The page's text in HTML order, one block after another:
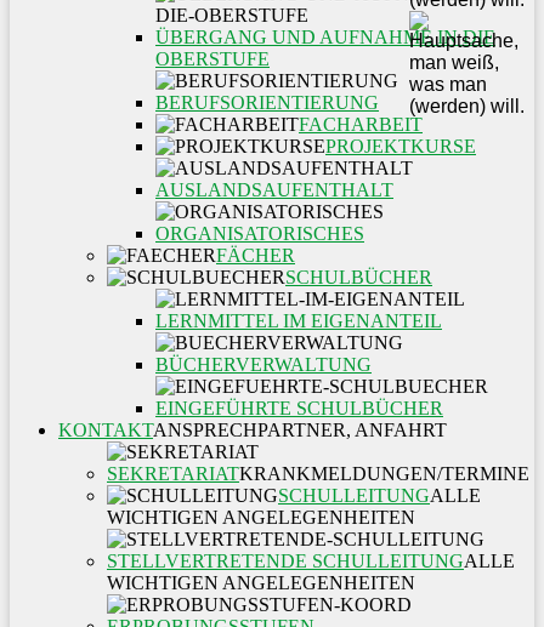
ÜBERGANG UND AUFNAHME IN DIE
OBERSTUFE
BERUFSORIENTIERUNG
FACHARBEIT
PROJEKTKURSE
AUSLANDSAUFENTHALT
ORGANISATORISCHES
FÄCHER
SCHULBÜCHER
LERNMITTEL IM EIGENANTEIL
BÜCHERVERWALTUNG
EINGEFÜHRTE SCHULBÜCHER
KONTAKTANSPRECHPARTNER, ANFAHRT
SEKRETARIATKRANKMELDUNGEN/TERMINE
SCHULLEITUNGALLE
WICHTIGEN ANGELEGENHEITEN
STELLVERTRETENDE SCHULLEITUNGALLE
WICHTIGEN ANGELEGENHEITEN